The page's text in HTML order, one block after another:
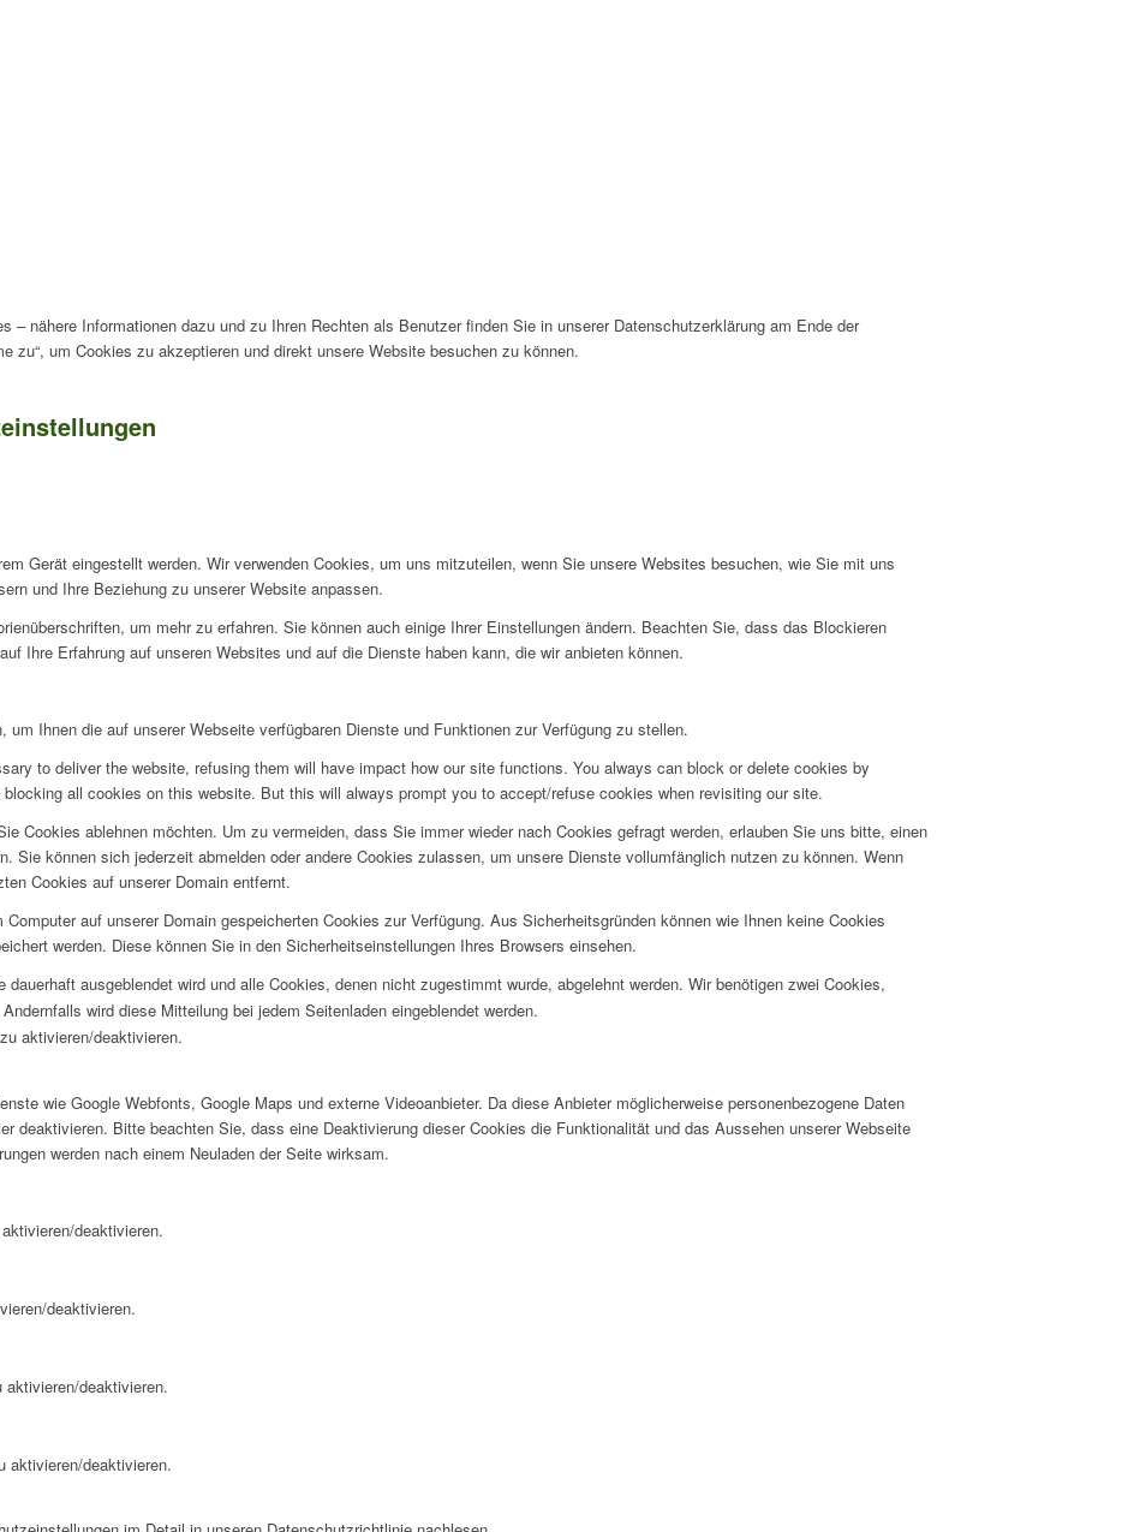
– nähere Informationen dazu und zu Ihren Rechten als Benutzer finden Sie in unserer Datenschutzerklärung am Ende der
zu“, um Cookies zu akzeptieren und direkt unsere Website besuchen zu können.
Gerät eingestellt werden. Wir verwenden Cookies, um uns mitzuteilen, wenn Sie unsere Websites besuchen, wie Sie mit uns
und Ihre Beziehung zu unserer Website anpassen.
um mehr zu erfahren. Sie können auch einige Ihrer Einstellungen ändern. Beachten Sie, dass das Blockieren
Ihre Erfahrung auf unseren Websites und auf die Dienste haben kann, die wir anbieten können.
um Ihnen die auf unserer Webseite verfügbaren Dienste und Funktionen zur Verfügung zu stellen.
to deliver the website, refusing them will have impact how our site functions. You always can block or delete cookies by
all cookies on this website. But this will always prompt you to accept/refuse cookies when revisiting our site.
Cookies ablehnen möchten. Um zu vermeiden, dass Sie immer wieder nach Cookies gefragt werden, erlauben Sie uns bitte, einen
Sie können sich jederzeit abmelden oder andere Cookies zulassen, um unsere Dienste vollumfänglich nutzen zu können. Wenn
Cookies auf unserer Domain entfernt.
auf unserer Domain gespeicherten Cookies zur Verfügung. Aus Sicherheitsgründen können wie Ihnen keine Cookies
werden. Diese können Sie in den Sicherheitseinstellungen Ihres Browsers einsehen.
ausgeblendet wird und alle Cookies, denen nicht zugestimmt wurde, abgelehnt werden. Wir benötigen zwei Cookies,
wird diese Mitteilung bei jedem Seitenladen eingeblendet werden.
aktivieren/deaktivieren.
wie Google Webfonts, Google Maps und externe Videoanbieter. Da diese Anbieter möglicherweise personenbezogene Daten
deaktivieren. Bitte beachten Sie, dass eine Deaktivierung dieser Cookies die Funktionalität und das Aussehen unserer Webseite
werden nach einem Neuladen der Seite wirksam.
deaktivieren.
deaktivieren.
deaktivieren.
aktivieren/deaktivieren.